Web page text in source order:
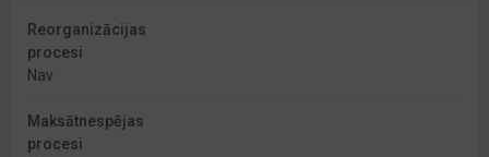
Reorganizācijas
procesi
Nav
Maksātnespējas
procesi